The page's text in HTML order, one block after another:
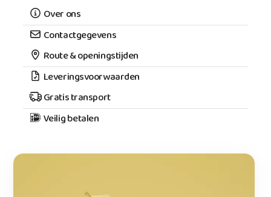
Over ons
Contactgegevens
Route & openingstijden
Leveringsvoorwaarden
Gratis transport
Veilig betalen